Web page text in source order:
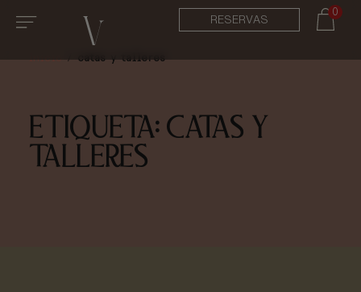
RESERVAS
0
Inicio/catas y talleres
ETIQUETA: CATAS Y
TALLERES